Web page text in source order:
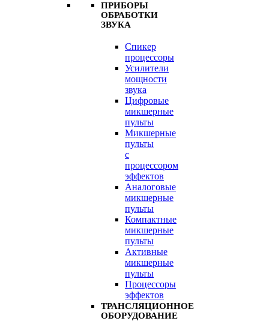
ПРИБОРЫ
ОБРАБОТКИ
ЗВУКА
Спикер
процессоры
Усилители
мощности
звука
Цифровые
микшерные
пульты
Микшерные
пульты
с
процессором
эффектов
Аналоговые
микшерные
пульты
Компактные
микшерные
пульты
Активные
микшерные
пульты
Процессоры
эффектов
ТРАНСЛЯЦИОННОЕ
ОБОРУДОВАНИЕ